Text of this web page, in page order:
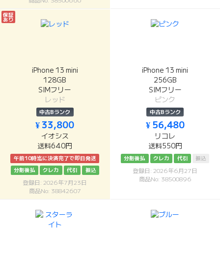
保証
あり
iPhone 13 mini
128GB
SIMフリー
レッド
中古Bランク
¥ 33,800
イオシス
送料640円
午前10時迄に決済完了で即日発送
分割後払
クレカ 代引 振込
登録日: 2026年7月23日
商品No: 38842607
iPhone 13 mini
256GB
SIMフリー
ピンク
中古Bランク
¥ 56,480
リコレ
送料550円
分割後払 クレカ 代引 振込
登録日: 2026年6月27日
商品No: 38500896